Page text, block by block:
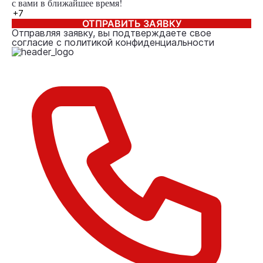
с вами в ближайшее время!
ОТПРАВИТЬ ЗАЯВКУ
Отправляя заявку, вы подтверждаете свое
согласие с политикой конфиденциальности